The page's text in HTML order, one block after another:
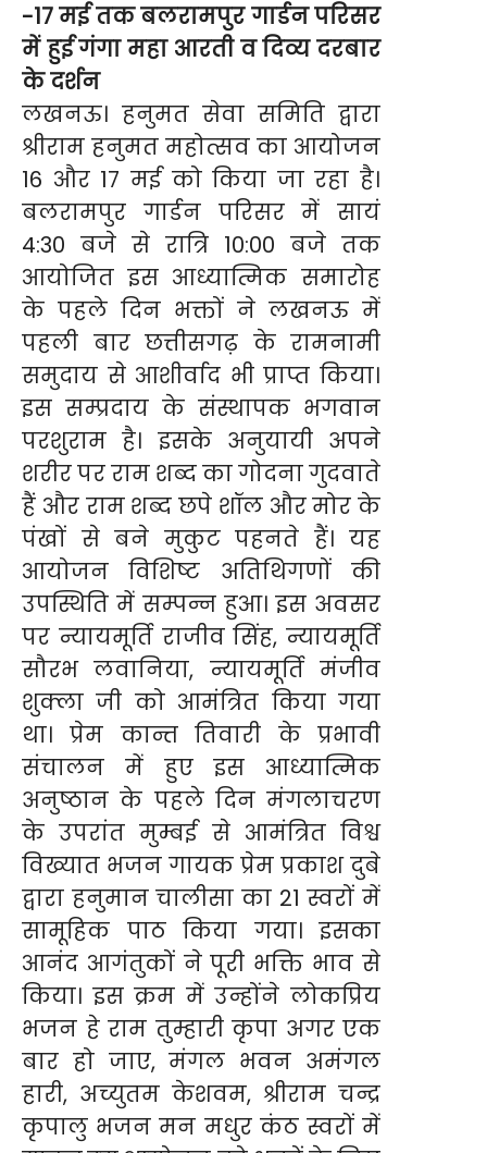
-17 मई तक बलरामपुर गार्डन परिसर
में हुई गंगा महा आरती व दिव्य दरबार
के दर्शन
लखनऊ। हनुमत सेवा समिति द्वारा
श्रीराम हनुमत महोत्सव का आयोजन
16 और 17 मई को किया जा रहा है।
बलरामपुर गार्डन परिसर में सायं
4:30 बजे से रात्रि 10:00 बजे तक
आयोजित इस आध्यात्मिक समारोह
के पहले दिन भक्तों ने लखनऊ में
पहली बार छत्तीसगढ़ के रामनामी
समुदाय से आशीर्वाद भी प्राप्त किया।
इस सम्प्रदाय के संस्थापक भगवान
परशुराम है। इसके अनुयायी अपने
शरीर पर राम शब्द का गोदना गुदवाते
हैं और राम शब्द छपे शॉल और मोर के
पंखों से बने मुकुट पहनते हैं। यह
आयोजन विशिष्ट अतिथिगणों की
उपस्थिति में सम्पन्न हुआ। इस अवसर
पर न्यायमूर्ति राजीव सिंह, न्यायमूर्ति
सौरभ लवानिया, न्यायमूर्ति मंजीव
शुक्ला जी को आमंत्रित किया गया
था। प्रेम कान्त तिवारी के प्रभावी
संचालन में हुए इस आध्यात्मिक
अनुष्ठान के पहले दिन मंगलाचरण
के उपरांत मुम्बई से आमंत्रित विश्व
विख्यात भजन गायक प्रेम प्रकाश दुबे
द्वारा हनुमान चालीसा का 21 स्वरों में
सामूहिक पाठ किया गया। इसका
आनंद आगंतुकों ने पूरी भक्ति भाव से
किया। इस क्रम में उन्होंने लोकप्रिय
भजन हे राम तुम्हारी कृपा अगर एक
बार हो जाए, मंगल भवन अमंगल
हारी, अच्युतम केशवम, श्रीराम चन्द्र
कृपालु भजन मन मधुर कंठ स्वरों में